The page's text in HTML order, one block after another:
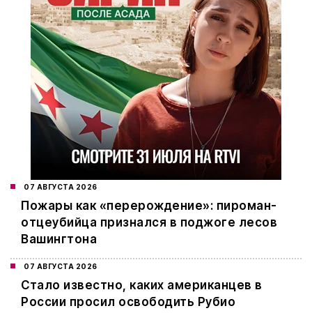
07 АВГУСТА 2026
Пожары как «перерождение»: пироман-
отцеубийца признался в поджоге лесов
Вашингтона
07 АВГУСТА 2026
Стало известно, каких американцев в
России просил освободить Рубио